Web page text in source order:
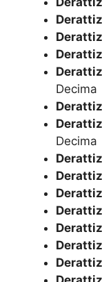
Decima
Decima